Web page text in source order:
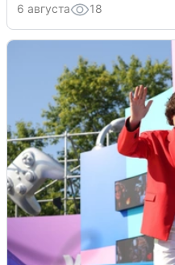
6 августа 18